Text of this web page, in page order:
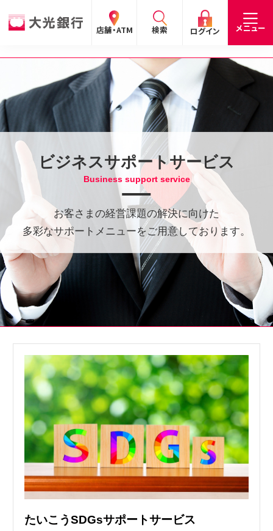
店舗・ATM 検索 ログイン メニュー
閉じる
手数料 預金金利 お問合わせ
個人の
お客さま
お客さま
企業・
IR情報
情報
閉じる
個人のお客さま
たいこうパーソナルe-バンキング
サービスのご案内 ログイン
デビット会員用 Web
（デビットカードをご利用のお客さま向け）
サービスのご案内 ログイン
たいこうインターネット投信
サービスのご案内 ログイン
たいこうNavi
（たいこうNaviをご利用のお客さま向け）
サービスのご案内 ログイン（※）
※たいこうNaviはウェルスナビ株式会社が提供するサービスです。
これより先のページは、ウェルスナビ株式会社が運営するサイトとなりま
法人のお客さま
閉じる
ビジネスサポートサービス
Business support service
お客さまの経営課題の解決に向けた
多彩なサポートメニューをご用意しております。
たいこうSDGsサポートサービス